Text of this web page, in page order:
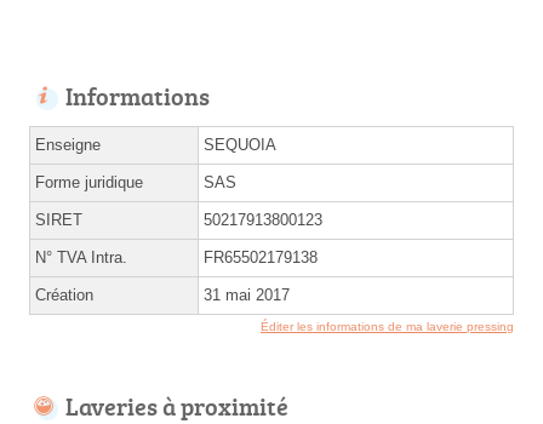
Informations
Enseigne SEQUOIA
Forme juridique SAS
SIRET 50217913800123
N° TVA Intra. FR65502179138
Création 31 mai 2017
Éditer les informations de ma laverie pressing
Laveries à proximité